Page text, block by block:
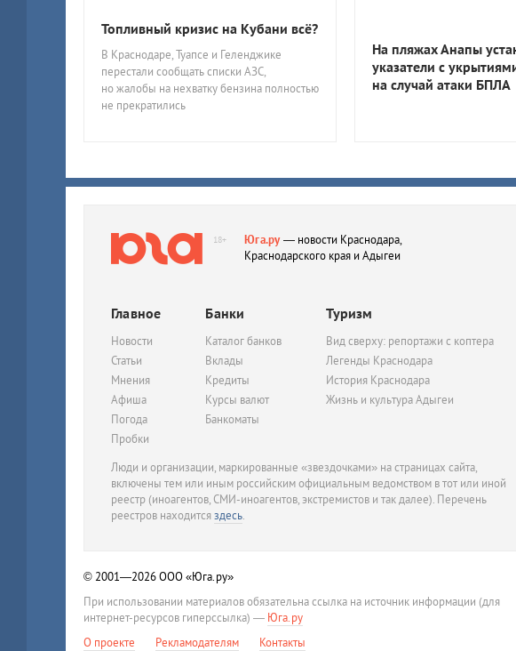
Топливный кризис на Кубани всё?
В Краснодаре, Туапсе и Геленджике
перестали сообщать списки АЗС,
но жалобы на нехватку бензина полностью
не прекратились
На пляжах Анапы
указатели с
на случай атаки БПЛА
18+ Юга.ру— новости Краснодара,
Краснодарского края и Адыгеи
Главное
Новости
Статьи
Мнения
Афиша
Погода
Пробки
Банки
Каталог банков
Вклады
Кредиты
Курсы валют
Банкоматы
Туризм
Вид сверху: репортажи с коптера
Легенды Краснодара
История Краснодара
Жизнь и культура Адыгеи
Люди и организации, маркированные «звездочками» на страницах сайта,
включены тем или иным российским официальным ведомством в тот или иной
реестр (иноагентов, СМИ-иноагентов, экстремистов и так далее). Перечень
реестров находитсяздесь.
© 2001—2026ООО «Юга.ру»
При использовании материалов обязательна ссылка на источник информации (для
интернет-ресурсов гиперссылка) — Юга.ру
О проекте
Рекламодателям Контакты